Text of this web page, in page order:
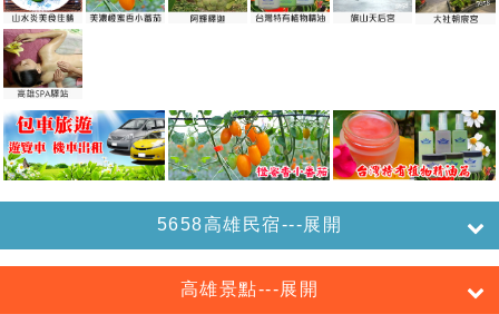
5658高雄民宿---展開
高雄景點---展開